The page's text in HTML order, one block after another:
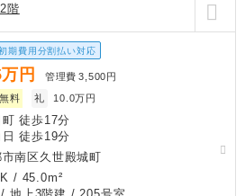
階
期費用分割払い対応
万円 管理費 3,500円
無料 礼 10.0万円
町 徒歩17分
徒歩19分
南区久世殿城町
/ 45.0m²